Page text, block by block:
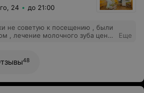
24 до 21:00
не советую к посещению , были
, лечение молочного зуба цена
до , по факту сумма
разбираться в чем дело, в этот
на сайте от 150 рублей
Еще
48